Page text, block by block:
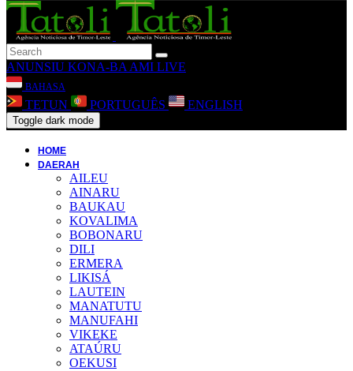
ANUNSIU KONA-BA AMI LIVE
BAHASA
TETUN PORTUGUÊS ENGLISH
Toggle dark mode
HOME
DAERAH
AILEU
AINARU
BAUKAU
KOVALIMA
BOBONARU
DILI
ERMERA
LIKISÁ
LAUTEIN
MANATUTU
MANUFAHI
VIKEKE
ATAÚRU
OEKUSI